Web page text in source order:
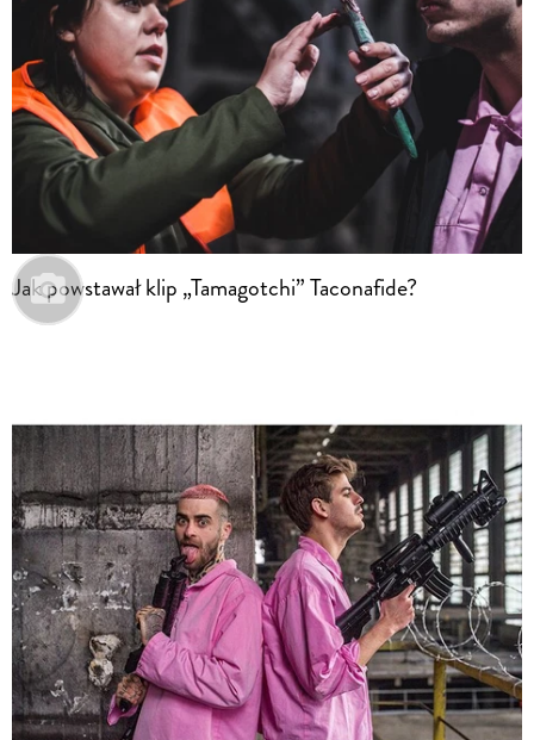
Jak powstawał klip „Tamagotchi” Taconafide?